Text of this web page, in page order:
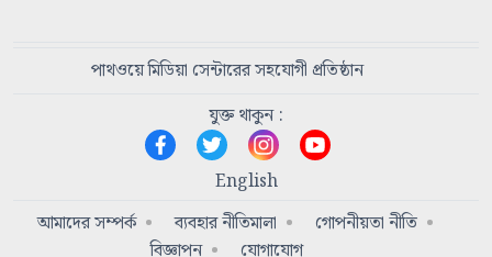
পাথওয়ে মিডিয়া সেন্টারের সহযোগী প্রতিষ্ঠান
যুক্ত থাকুন :
English
আমাদের সম্পর্ক
ব্যবহার নীতিমালা
গোপনীয়তা নীতি
বিজ্ঞাপন
যোগাযোগ